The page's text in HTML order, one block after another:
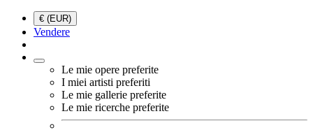
€ (EUR)
Vendere
Le mie opere preferite
I miei artisti preferiti
Le mie gallerie preferite
Le mie ricerche preferite